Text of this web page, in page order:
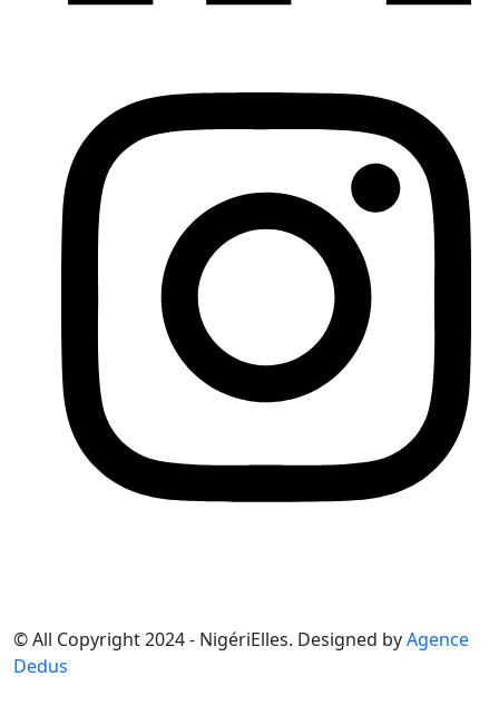
© All Copyright 2024 - NigériElles. Designed byAgence
Dedus